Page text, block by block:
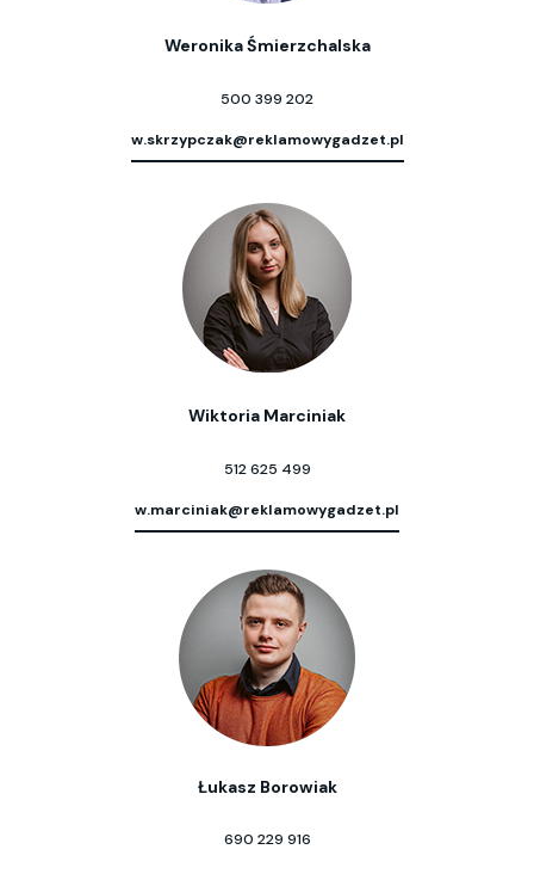
Weronika Śmierzchalska
500 399 202
w.skrzypczak@reklamowygadzet.pl
Wiktoria Marciniak
512 625 499
w.marciniak@reklamowygadzet.pl
Łukasz Borowiak
690 229 916